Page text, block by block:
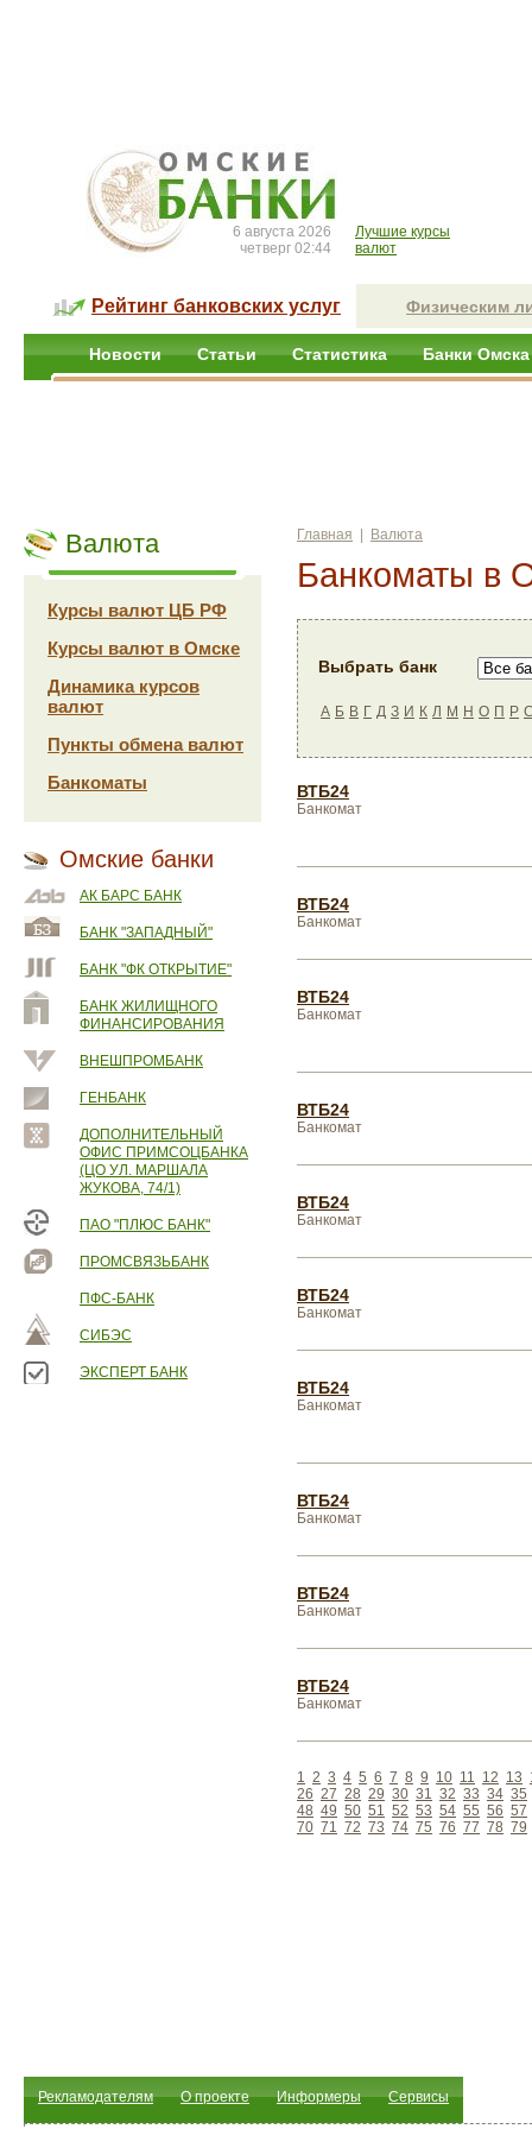
6 августа 2026
четверг 02:44
Лучшие курсы
валют
Рейтинг банковских услуг Физическим
Новости Статьи Статистика Банки Омска
Валюта
Курсы валют ЦБ РФ
Курсы валют в Омске
Динамика курсов
валют
Пункты обмена валют
Банкоматы
Омские банки
АК БАРС БАНК
БАНК "ЗАПАДНЫЙ"
БАНК "ФК ОТКРЫТИЕ"
БАНК ЖИЛИЩНОГО
ФИНАНСИРОВАНИЯ
ВНЕШПРОМБАНК
ГЕНБАНК
ДОПОЛНИТЕЛЬНЫЙ
ОФИС ПРИМСОЦБАНКА
(ЦО УЛ. МАРШАЛА
ЖУКОВА, 74/1)
ПАО "ПЛЮС БАНК"
ПРОМСВЯЗЬБАНК
ПФС-БАНК
СИБЭС
ЭКСПЕРТ БАНК
Главная Валюта
Банкоматы в
Выбрать банк
А Б В Г Д З И К Л М Н О П Р
ВТБ24
Банкомат
ВТБ24
Банкомат
ВТБ24
Банкомат
ВТБ24
Банкомат
ВТБ24
Банкомат
ВТБ24
Банкомат
ВТБ24
Банкомат
ВТБ24
Банкомат
ВТБ24
Банкомат
ВТБ24
Банкомат
1 2 3 4 5 6 7 8 9 10 11 12 13
26 27 28 29 30 31 32 33 34 35
48 49 50 51 52 53 54 55 56 57
70 71 72 73 74 75 76 77 78 79
Рекламодателям О проекте Информеры Сервисы